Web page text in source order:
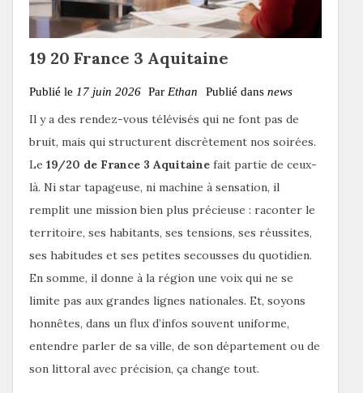
19 20 France 3 Aquitaine
Publié le 17 juin 2026 Par Ethan Publié dans news
Il y a des rendez-vous télévisés qui ne font pas de
bruit, mais qui structurent discrètement nos soirées.
Le 19/20 de France 3 Aquitaine fait partie de ceux-
là. Ni star tapageuse, ni machine à sensation, il
remplit une mission bien plus précieuse : raconter le
territoire, ses habitants, ses tensions, ses réussites,
ses habitudes et ses petites secousses du quotidien.
En somme, il donne à la région une voix qui ne se
limite pas aux grandes lignes nationales. Et, soyons
honnêtes, dans un flux d’infos souvent uniforme,
entendre parler de sa ville, de son département ou de
son littoral avec précision, ça change tout.